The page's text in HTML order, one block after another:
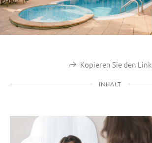
Kopieren Sie den Link
INHALT